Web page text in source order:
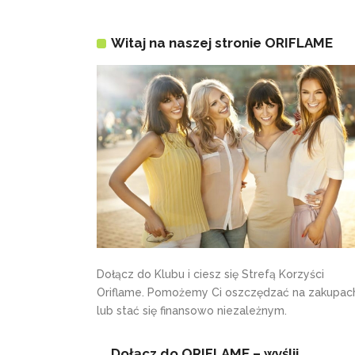
Witaj na naszej stronie ORIFLAME
Dołącz do Klubu i ciesz się Strefą Korzyści
Oriflame. Pomożemy Ci oszczędzać na
lub stać się finansowo niezależnym.